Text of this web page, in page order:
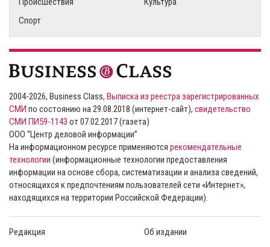
Спорт
2004-2026, Business Class, Выписка из реестра зарегистрированных
СМИ по состоянию на 29.08.2018 (интернет-сайт), свидетельство
СМИ ПИ59-1143 от 07.02.2017 (газета)
ООО “Центр деловой информации”
На информационном ресурсе применяются рекомендательные
технологии (информационные технологии предоставления
информации на основе сбора, систематизации и анализа сведений,
относящихся к предпочтениям пользователей сети «Интернет»,
находящихся на территории Российской Федерации).
Редакция Об издании